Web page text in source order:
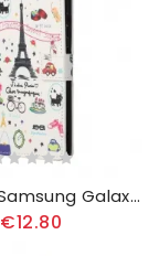
Κάλυμμα Samsung Galaxy A13 5G Λατρεύω Το Παρίσι
€12.80